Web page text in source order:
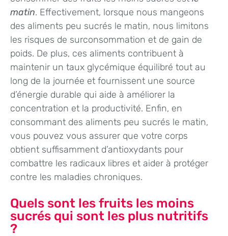
matin. Effectivement, lorsque nous mangeons
des aliments peu sucrés le matin, nous limitons
les risques de surconsommation et de gain de
poids. De plus, ces aliments contribuent à
maintenir un taux glycémique équilibré tout au
long de la journée et fournissent une source
d’énergie durable qui aide à améliorer la
concentration et la productivité. Enfin, en
consommant des aliments peu sucrés le matin,
vous pouvez vous assurer que votre corps
obtient suffisamment d’antioxydants pour
combattre les radicaux libres et aider à protéger
contre les maladies chroniques.
Quels sont les fruits les moins
sucrés qui sont les plus nutritifs
?